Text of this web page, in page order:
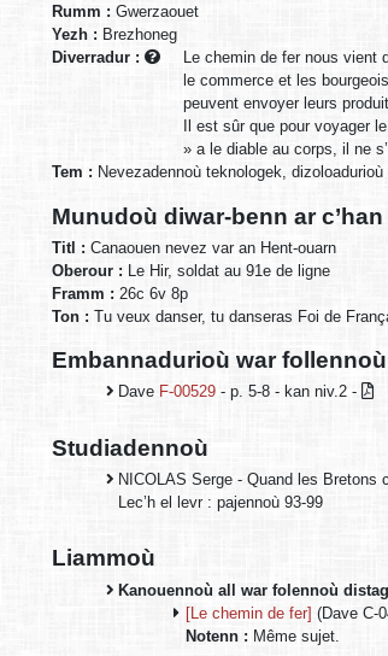
Rumm : Gwerzaouet
Yezh : Brezhoneg
Diverradur :
Le chemin de fer nous vient
le commerce et les
peuvent envoyer leurs
Il est sûr que pour voyager
» a le diable au corps, il ne
Tem : Nevezadennoù teknologek, dizoloadurioù
Munudoù diwar-benn ar c’han
Titl : Canaouen nevez var an Hent-ouarn
Oberour : Le Hir, soldat au 91e de ligne
Framm : 26c 6v 8p
Ton : Tu veux danser, tu danseras Foi de
Embannadurioù war
Dave F-00529 - p. 5-8 - kan niv.2 -
Studiadennoù
NICOLAS Serge - Quand les Bretons
Lec’h el levr : pajennoù 93-99
Liammoù
Kanouennoù all war folennoù distag
[Le chemin de fer] (Dave C-
Notenn : Même sujet.